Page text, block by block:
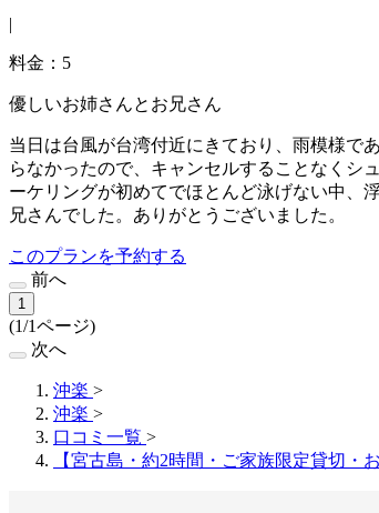
|
料金：5
優しいお姉さんとお兄さん
当日は台風が台湾付近にきており、雨模様で
らなかったので、キャンセルすることなくシ
ーケリングが初めてでほとんど泳げない中、
兄さんでした。ありがとうございました。
このプランを予約する
前へ
1
(1/1ページ)
次へ
沖楽 >
沖楽 >
口コミ一覧 >
【宮古島・約2時間・ご家族限定貸切